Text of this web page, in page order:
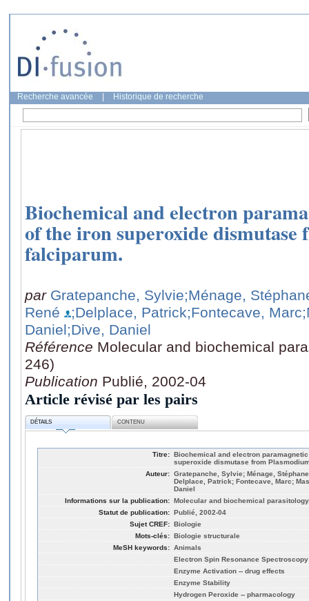
Recherche avancée Historique de recherche
Biochemical and electron
of the iron superoxide dismutase
falciparum.
par Gratepanche, Sylvie;Ménage,
René
;Delplace, Patrick;Fontecave, Marc
Daniel;Dive, Daniel
Référence Molecular and biochemical
246)
Publication Publié, 2002-04
Article révisé par les pairs
DÉTAILS CONTENU
Titre: Biochemical and electron
superoxide dismutase from
Auteur: Gratepanche, Sylvie; Ménage,
Delplace, Patrick; Fontecave, Marc;
Daniel
Informations sur la publication: Molecular and biochemical
Statut de publication: Publié, 2002-04
Sujet CREF: Biologie
Mots-clés: Biologie structurale
MeSH keywords: Animals
Electron Spin Resonance Spectroscopy
Enzyme Activation -- drug effects
Enzyme Stability
Hydrogen Peroxide -- pharmacology